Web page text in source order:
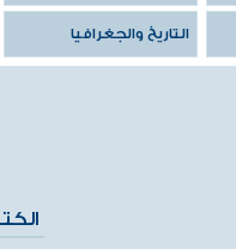
التاريخ والجغرافيا